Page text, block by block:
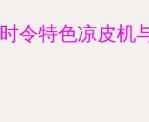
时令特色凉皮机